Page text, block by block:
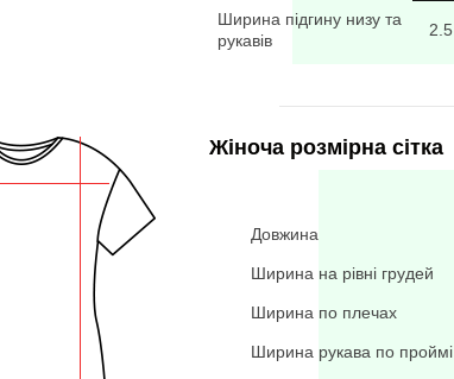
Ширина підгину низу та
рукавів
2.5
Жіноча розмірна сітка
Довжина
Ширина на рівні грудей
Ширина по плечах
Ширина рукава по проймі